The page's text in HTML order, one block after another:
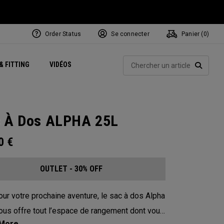
FITTING VIDÉOSExclusive Mavrik Complete Sets
Exclusivités - Balles de Golf
Juillet NEW Headwear
Women's Golf Balls
Exclusivités - Accessoires
Régionaux
Order Status Se connecter Panier ( 0)
À Dos ALPHA 25L
€
OUTLET - 30% OFF
votre prochaine aventure, le sac à dos Alpha
offre tout l’espace de rangement dont vous